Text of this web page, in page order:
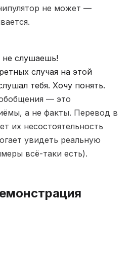
не может —
слушаешь!
случая на этой
тебя. Хочу понять.
— это
а не факты. Перевод в
их несостоятельность
увидеть реальную
всё-таки есть).